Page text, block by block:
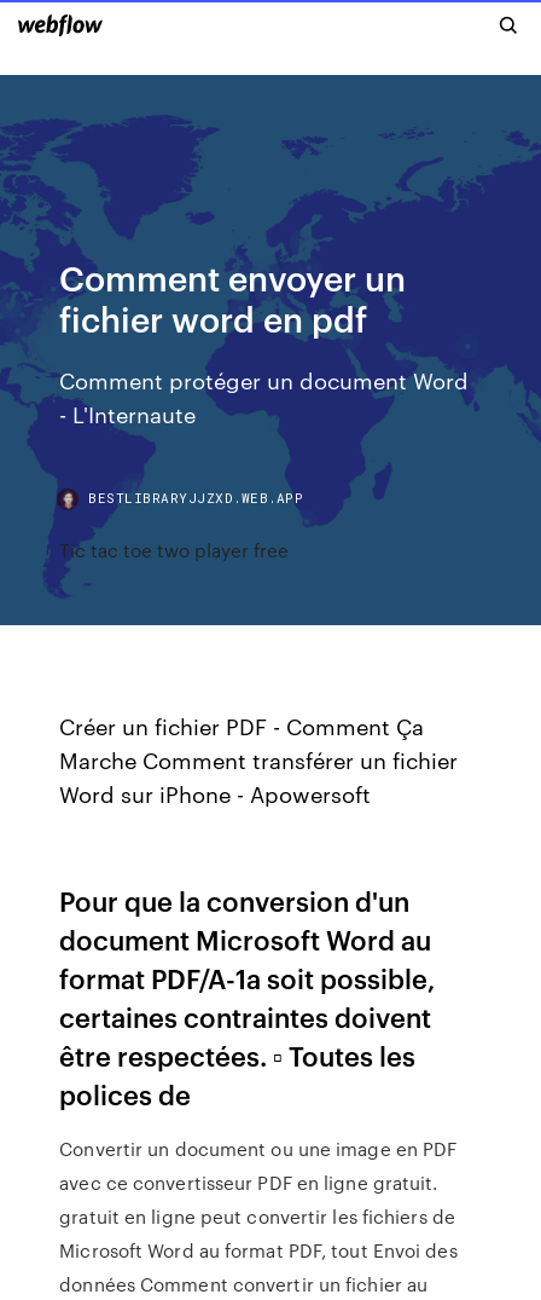
Comment envoyer un
fichier word en pdf
Comment protéger un document Word
- L'Internaute
BESTLIBRARYJJZXD.WEB.APP
Tic tac toe two player free
Créer un fichier PDF - Comment Ça
Marche Comment transférer un fichier
Word sur iPhone - Apowersoft
Pour que la conversion d'un
document Microsoft Word au
format PDF/A-1a soit possible,
certaines contraintes doivent
être respectées. ▫ Toutes les
polices de
Convertir un document ou une image en PDF
avec ce convertisseur PDF en ligne gratuit.
gratuit en ligne peut convertir les fichiers de
Microsoft Word au format PDF, tout Envoi des
données Comment convertir un fichier au